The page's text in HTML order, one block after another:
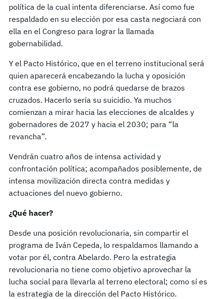
política de la cual intenta diferenciarse. Así como fue
respaldado en su elección por esa casta negociará con
ella en el Congreso para lograr la llamada
gobernabilidad.
Y el Pacto Histórico, que en el terreno institucional será
quien aparecerá encabezando la lucha y oposición
contra ese gobierno, no podrá quedarse de brazos
cruzados. Hacerlo sería su suicidio. Ya muchos
comienzan a mirar hacia las elecciones de alcaldes y
gobernadores de 2027 y hacia el 2030; para “la
revancha”.
Vendrán cuatro años de intensa actividad y
confrontación política; acompañados posiblemente, de
intensa movilización directa contra medidas y
actuaciones del nuevo gobierno.
¿Qué hacer?
Desde una posición revolucionaria, sin compartir el
programa de Iván Cepeda, lo respaldamos llamando a
votar por él, contra Abelardo. Pero la estrategia
revolucionaria no tiene como objetivo aprovechar la
lucha social para llevarla al terreno electoral; como sí es
la estrategia de la dirección del Pacto Histórico.